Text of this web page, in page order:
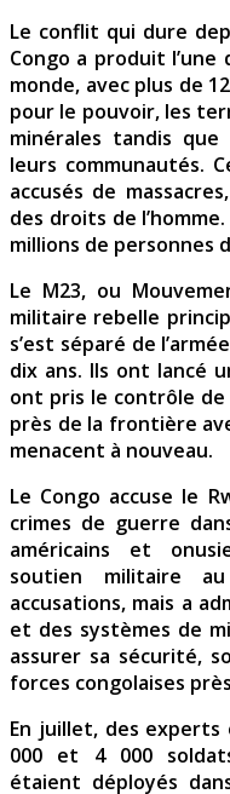
Le conflit qui dure
Congo a produit l’une
monde, avec plus de
pour le pouvoir, les
minérales tandis
leurs communautés.
accusés de
des droits de
millions de personnes
Le M23, ou
militaire rebelle
s’est séparé de
dix ans. Ils ont lancé
ont pris le contrôle de
près de la frontière
menacent à nouveau.
Le Congo accuse le
crimes de guerre
américains et
soutien militaire
accusations, mais a
et des systèmes de
assurer sa sécurité,
forces congolaises
En juillet, des experts
000 et 4 000
étaient déployés